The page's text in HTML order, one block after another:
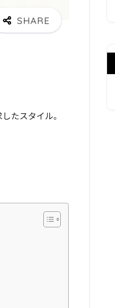
たスタイル。